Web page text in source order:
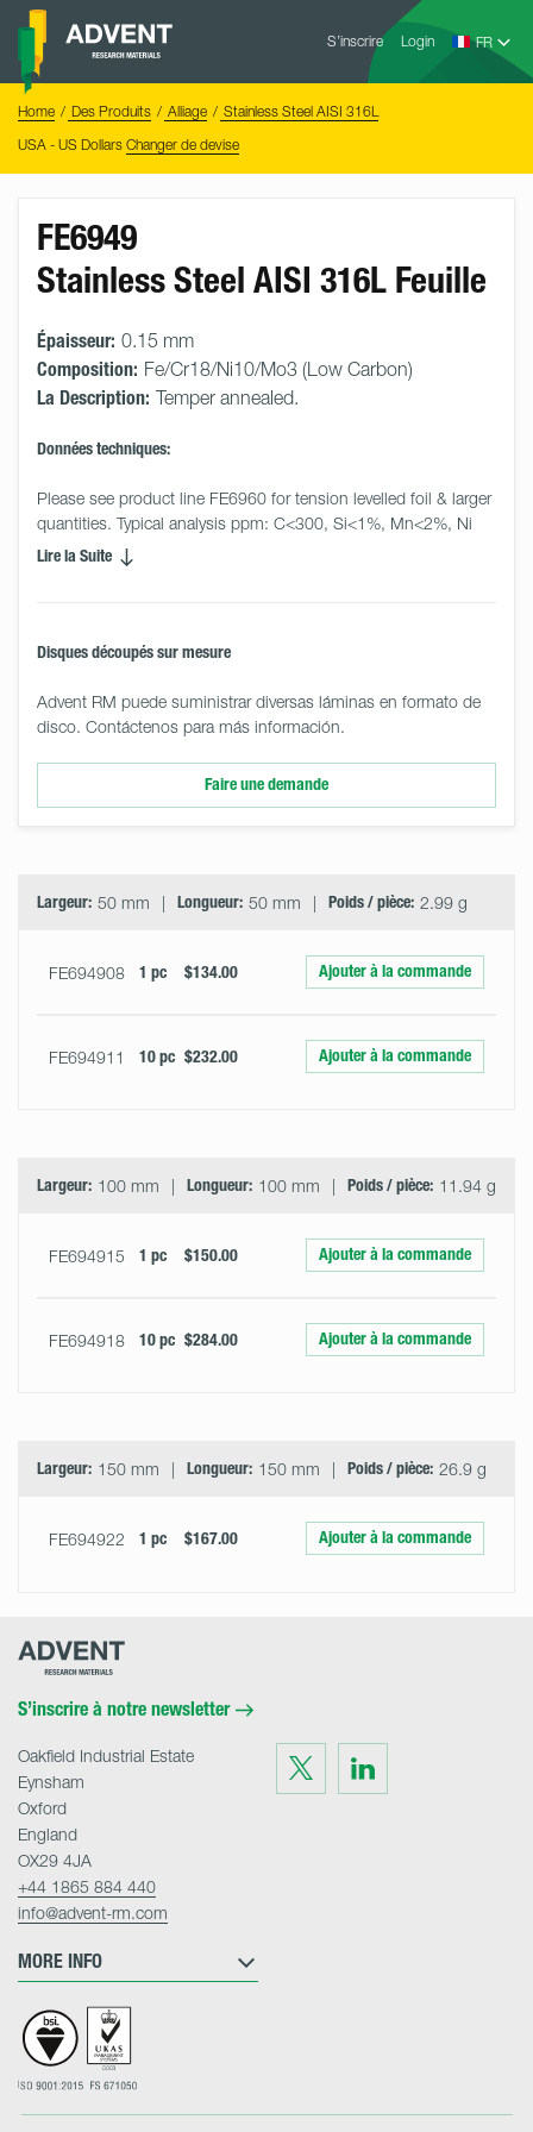
Skip
content
S’inscrire Login
Advent
Home Des Produits Alliage
Stainless Steel AISI 316L
USA - US Dollars Changer de devise
FE6949
Stainless Steel AISI 316L Feuille
Épaisseur: 0.15 mm
Composition: Fe/Cr18/Ni10/Mo3 (Low Carbon)
La Description: Temper annealed.
Données techniques:
Please see product line FE6960 for tension levelled foil & larger
quantities. Typical analysis ppm: C<300, Si<1%, Mn<2%, Ni
Lire la Suite
Disques découpés sur mesure
Advent RM puede suministrar diversas láminas en formato de
disco. Contáctenos para más información.
Faire une demande
Largeur: 50 mm Longueur: 50 mm Poids / pièce: 2.99 g
FE694908 1 pc $134.00 Ajouter à la commande
FE694911 10 pc $232.00 Ajouter à la commande
Largeur: 100 mm Longueur: 100 mm Poids / pièce: 11.94 g
FE694915 1 pc $150.00 Ajouter à la commande
FE694918 10 pc $284.00 Ajouter à la commande
Largeur: 150 mm Longueur: 150 mm Poids / pièce: 26.9 g
FE694922 1 pc $167.00 Ajouter à la commande
Advent
S’inscrire à notre newsletter
Visit
us
on
Twitter
Visit
on
LinkedIn
MORE INFO
Oakfield Industrial Estate
Eynsham
Oxford
England
OX29 4JA
+44 1865 884 440
info@advent-rm.com